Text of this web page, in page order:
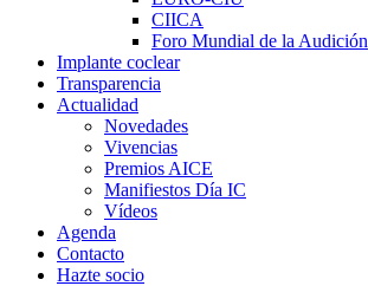
CIICA
Foro Mundial de la Audición
Implante coclear
Transparencia
Actualidad
Novedades
Vivencias
Premios AICE
Manifiestos Día IC
Vídeos
Agenda
Contacto
Hazte socio